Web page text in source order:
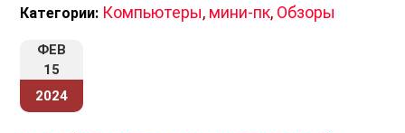
Категории: Компьютеры, мини-пк, Обзоры
ФЕВ
15
2024